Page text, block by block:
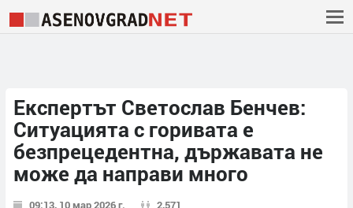
Експертът Светослав Бенчев:
Ситуацията с горивата е
безпрецедентна, държавата не
може да направи много
09:13, 10 мар 2026 г. 2,571